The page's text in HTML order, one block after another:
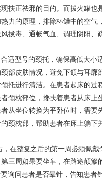
扶正祛邪的目的。而拔火罐也
力的原理，排除杯罐中的空气
拔毒、通畅气血、调理阴阳、
适型号的颈托，确保高低大小
部皮肤情况，避免下颌与耳廓
托进行清洁。在患者起床的过
颈枕部位，搀扶着患者从床上
从坐位转换为平卧位时，需要
颈枕部，帮助患者在床上躺下
在整复之后的第一周必须佩
三周如果要坐车，在路途颠簸
询问患者是否晕针，告知患者